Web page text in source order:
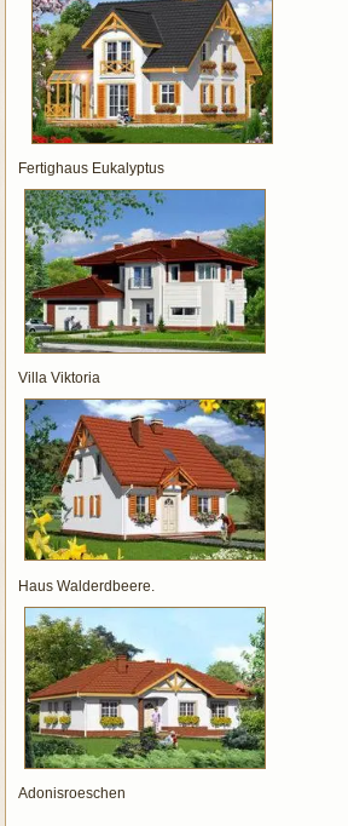
Fertighaus Eukalyptus
Villa Viktoria
Haus Walderdbeere.
Adonisroeschen